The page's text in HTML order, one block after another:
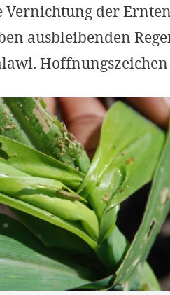
Vernichtung der
ausbleibenden